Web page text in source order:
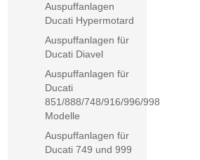
Auspuffanlagen
Ducati Hypermotard
Auspuffanlagen für
Ducati Diavel
Auspuffanlagen für
Ducati
851/888/748/916/996/998
Modelle
Auspuffanlagen für
Ducati 749 und 999